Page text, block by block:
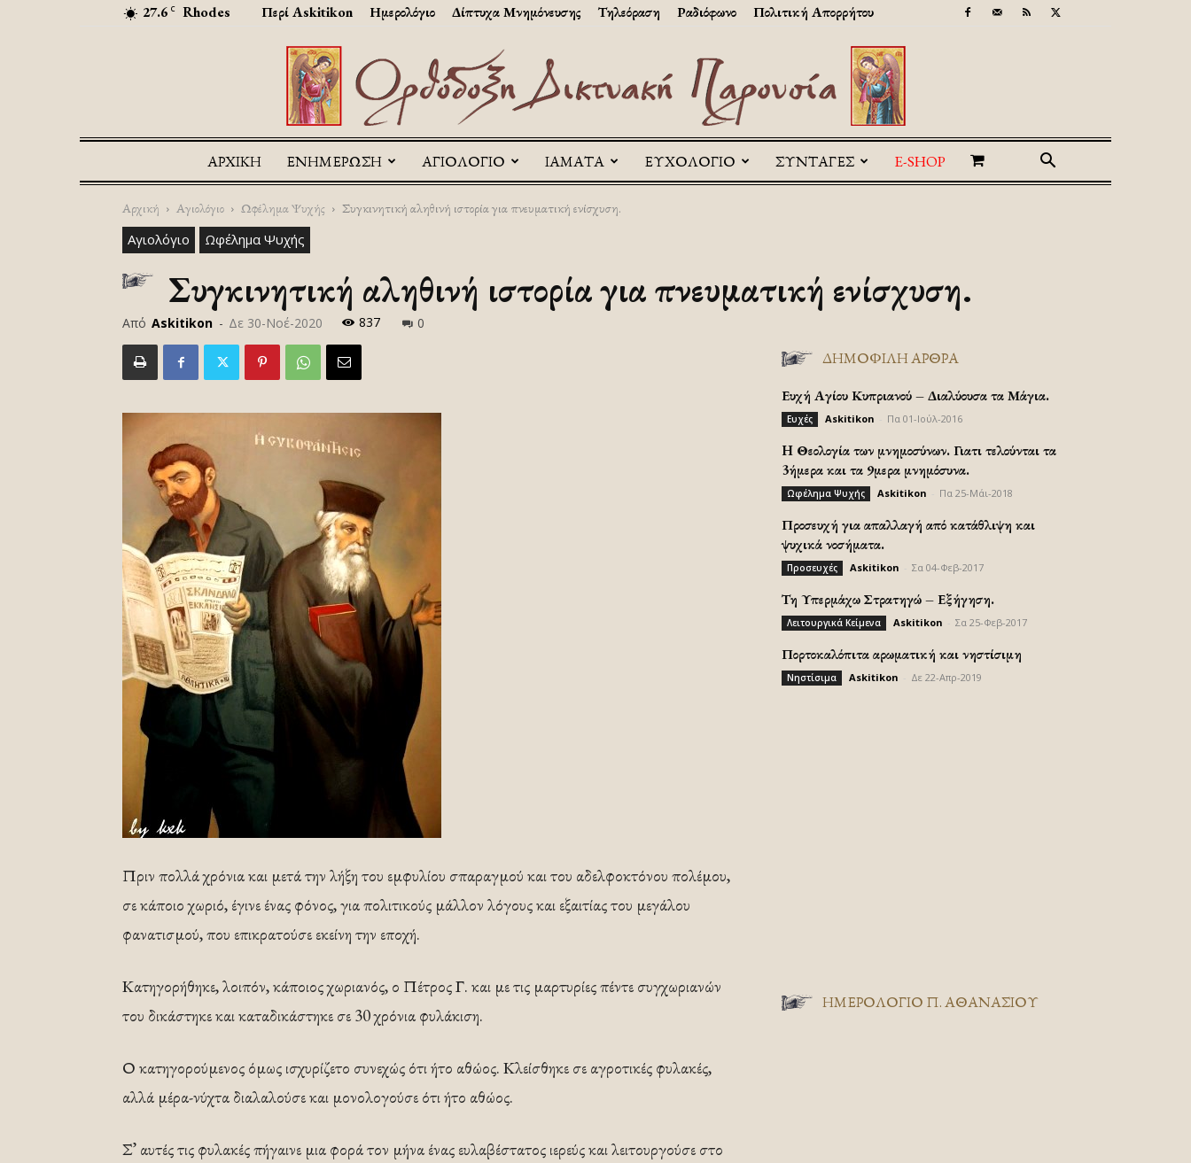
27.6 C Rhodes Περί Askitikon Ημερολόγιο Δίπτυχα Μνημόνευσης Τηλεόραση Ραδιόφωνο Πολιτική Απορρήτου
Askitikon
ΑΡΧΙΚΉ ΕΝΗΜΕΡΩΣΗ ΑΓΙΟΛΟΓΙΟ ΙΑΜΑΤΑ ΕΥΧΟΛΟΓΙΟ ΣΥΝΤΑΓΕΣ E-SHOP
Αρχική Αγιολόγιο Ωφέλημα Ψυχής Συγκινητική αληθινή ιστορία για πνευματική ενίσχυση.
Αγιολόγιο Ωφέλημα Ψυχής
Συγκινητική αληθινή ιστορία για πνευματική ενίσχυση.
Από Askitikon - Δε 30-Νοέ-2020 837 0
Πριν πολλά χρόνια και μετά την λήξη του εμφυλίου σπαραγμού και του αδελφοκτόνου πολέμου,
σε κάποιο χωριό, έγινε ένας φόνος, για πολιτικούς μάλλον λόγους και εξαιτίας του μεγάλου
φανατισμού, που επικρατούσε εκείνη την εποχή.
Κατηγορήθηκε, λοιπόν, κάποιος χωριανός, ο Πέτρος Γ. και με τις μαρτυρίες πέντε συγχωριανών
του δικάστηκε και καταδικάστηκε σε 30 χρόνια φυλάκιση.
Ο κατηγορούμενος όμως ισχυρίζετο συνεχώς ότι ήτο αθώος. Κλείσθηκε σε αγροτικές φυλακές,
αλλά μέρα-νύχτα διαλαλούσε και μονολογούσε ότι ήτο αθώος.
Σ’ αυτές τις φυλακές πήγαινε μια φορά τον μήνα ένας ευλαβέστατος ιερεύς και λειτουργούσε στο
ΔΗΜΟΦΙΛΗ ΑΡΘΡΑ
Ευχή Αγίου Κυπριανού – Διαλύουσα τα Μάγια.
Ευχές Askitikon Πα 01-Ιούλ-2016
H Θεολογία των μνημοσύνων. Γιατι τελούνται τα
3ήμερα και τα 9μερα μνημόσυνα.
Ωφέλημα Ψυχής Askitikon Πα 25-Μάι-2018
Προσευχή για απαλλαγή από κατάθλιψη και
ψυχικά νοσήματα.
Προσευχές Askitikon Σα 04-Φεβ-2017
Τη Υπερμάχω Στρατηγώ – Εξήγηση.
Λειτουργικά Κείμενα Askitikon Σα 25-Φεβ-2017
Πορτοκαλόπιτα αρωματική και νηστίσιμη
Νηστίσιμα Askitikon Δε 22-Απρ-2019
ΗΜΕΡΟΛΟΓΙΟ Π. ΑΘΑΝΑΣΙΟΥ